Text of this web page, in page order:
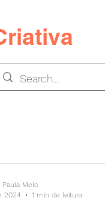
Paula Melo
2024
1 min de leitura